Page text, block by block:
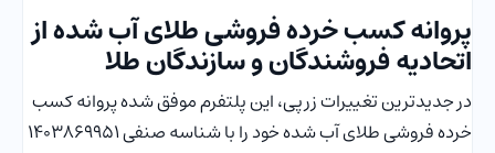
پروانه کسب خرده فروشی طلای آب شده از
اتحادیه فروشندگان و سازندگان طلا
در جدیدترین تغییرات زرپی، این پلتفرم موفق شده پروانه کسب
خرده فروشی طلای آب شده خود را با شناسه صنفی 1403869951